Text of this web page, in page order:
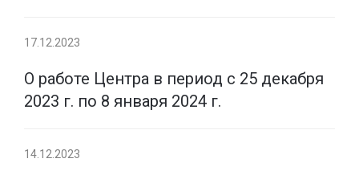
17.12.2023
О работе Центра в период с 25 декабря
2023 г. по 8 января 2024 г.
14.12.2023